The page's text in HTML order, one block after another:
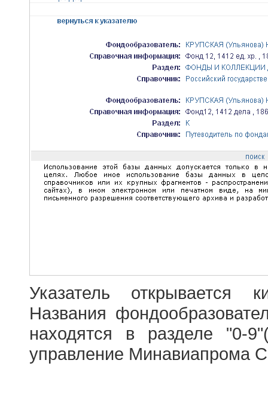
Указатель открывается
Названия
находятся в разделе "0-
управление Минавиапрома